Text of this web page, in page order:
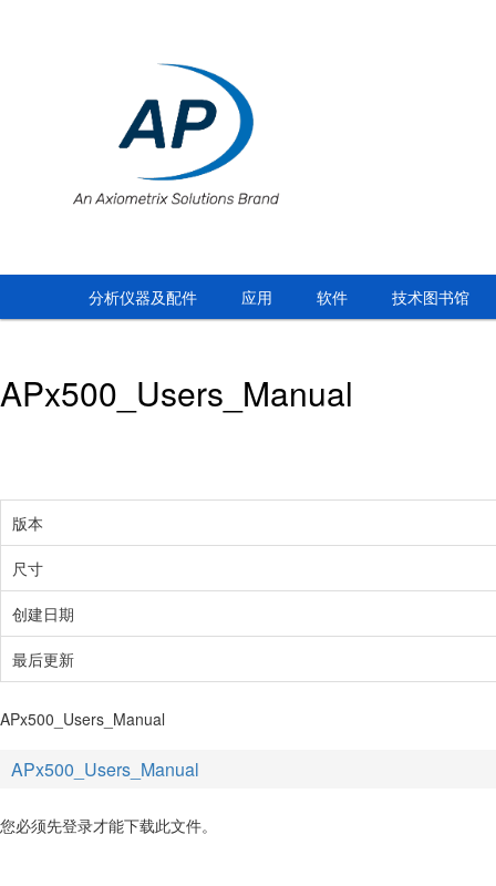
分析仪器及配件 应用 软件 技术图书馆
APx500_Users_Manual
版本
尺寸
创建日期
最后更新
APx500_Users_Manual
APx500_Users_Manual
您必须先登录才能下载此文件。